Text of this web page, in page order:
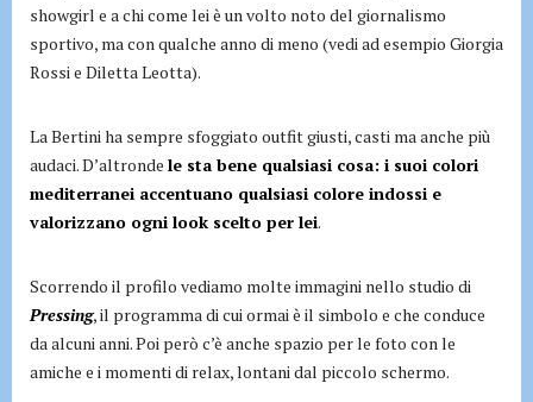
showgirl e a chi come lei è un volto noto del giornalismo
sportivo, ma con qualche anno di meno (vedi ad esempio Giorgia
Rossi e Diletta Leotta).
La Bertini ha sempre sfoggiato outfit giusti, casti ma anche più
audaci. D’altronde le sta bene qualsiasi cosa: i suoi colori
mediterranei accentuano qualsiasi colore indossi e
valorizzano ogni look scelto per lei.
Scorrendo il profilo vediamo molte immagini nello studio di
Pressing, il programma di cui ormai è il simbolo e che conduce
da alcuni anni. Poi però c’è anche spazio per le foto con le
amiche e i momenti di relax, lontani dal piccolo schermo.